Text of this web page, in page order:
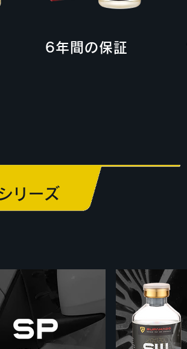
6年間の保証
リーズ